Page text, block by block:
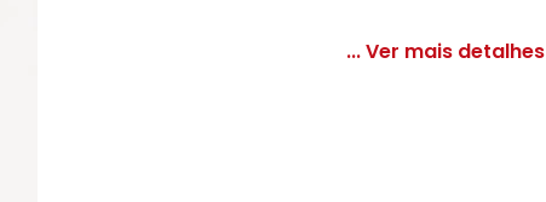
... Ver mais detalhes